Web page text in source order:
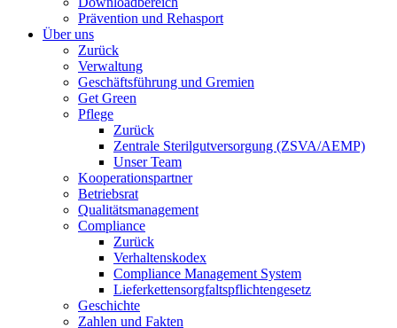
Prävention und Rehasport
Über uns
Zurück
Verwaltung
Geschäftsführung und Gremien
Get Green
Pflege
Zurück
Zentrale Sterilgutversorgung (ZSVA/AEMP)
Unser Team
Kooperationspartner
Betriebsrat
Qualitätsmanagement
Compliance
Zurück
Verhaltenskodex
Compliance Management System
Lieferkettensorgfaltspflichtengesetz
Geschichte
Zahlen und Fakten